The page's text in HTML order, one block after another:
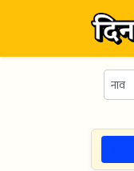
आपण आत्मशक्तीवर